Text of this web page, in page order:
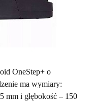
OneStep+ o
ma wymiary:
mm i głębokość – 150